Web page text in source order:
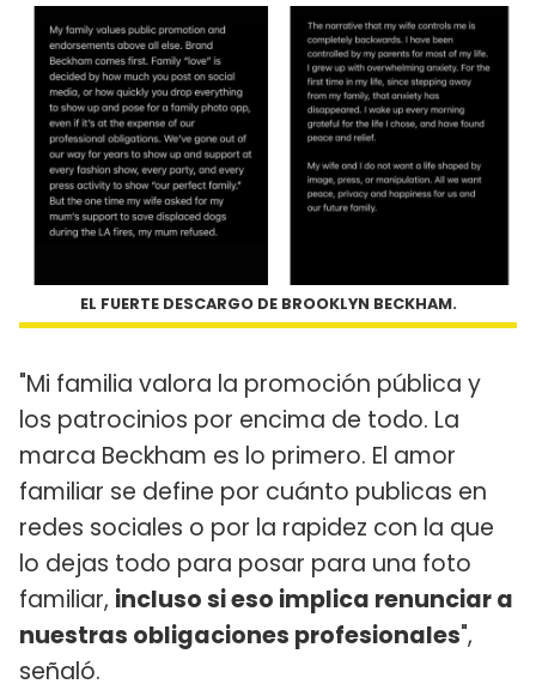
EL FUERTE DESCARGO DE BROOKLYN BECKHAM.
"Mi familia valora la promoción pública y
los patrocinios por encima de todo. La
marca Beckham es lo primero. El amor
familiar se define por cuánto publicas en
redes sociales o por la rapidez con la que
lo dejas todo para posar para una foto
familiar, incluso si eso implica renunciar a
nuestras obligaciones profesionales",
señaló.